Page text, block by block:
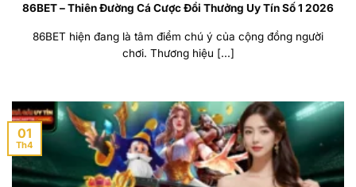
86BET – Thiên Đường Cá Cược Đổi Thưởng Uy Tín Số 1 2026
86BET hiện đang là tâm điểm chú ý của cộng đồng người
chơi. Thương hiệu [...]
01
Th4